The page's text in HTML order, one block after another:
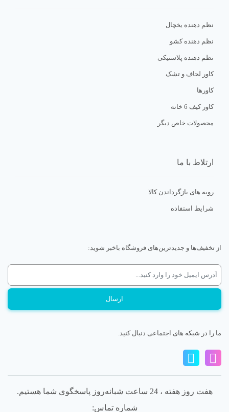
نظم دهنده یخچال
نظم دهنده کشو
نظم دهنده پلاستیکی
کاور لحاف و تشک
کاورها
کاور کیف 6 خانه
محصولات خاص دیگر
ارتلاط با ما
رویه های بازگرداندن کالا
شرایط استفاده
از تخفیف‌ها و جدیدترین‌های فروشگاه باخبر شوید:
ما را در شبکه های اجتماعی دنبال کنید.
هفت روز هفته ، 24 ساعت شبانه‌روز پاسخگوی شما هستیم.
شماره تماس: